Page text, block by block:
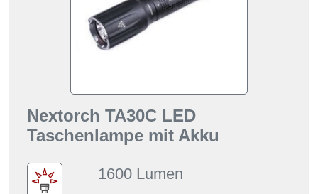
Nextorch TA30C LED
Taschenlampe mit Akku
1600 Lumen